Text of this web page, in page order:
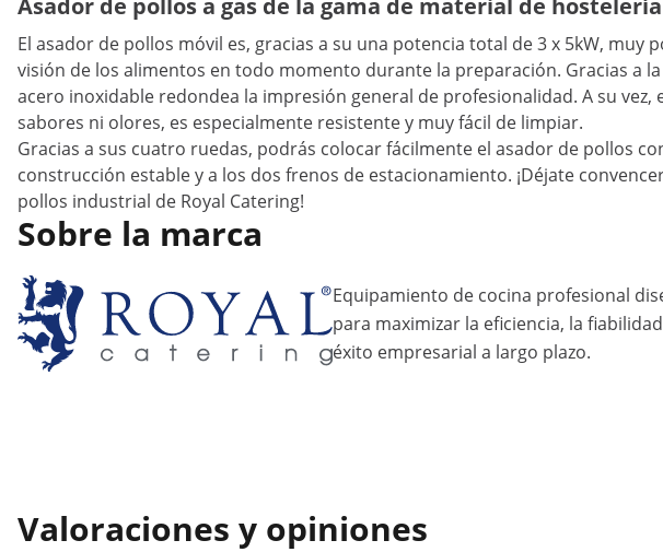
Asador de pollos a gas de la gama de material de
El asador de pollos móvil es, gracias a su una potencia total de 3 x 5kW,
visión de los alimentos en todo momento durante la preparación. Gracias a
acero inoxidable redondea la impresión general de profesionalidad. A su
sabores ni olores, es especialmente resistente y muy fácil de limpiar.
Gracias a sus cuatro ruedas, podrás colocar fácilmente el asador de pollos
construcción estable y a los dos frenos de estacionamiento. ¡Déjate
pollos industrial de Royal Catering!
Sobre la marca
Equipamiento de cocina profesional
para maximizar la eficiencia, la
éxito empresarial a largo plazo.
Valoraciones y opiniones